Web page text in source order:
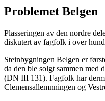
Problemet Belgen
Plasseringen av den nordre
diskutert av fagfolk i over
Steinbygningen Belgen er
da den ble solgt sammen med
(DN III 131). Fagfolk har
Clemensallemnningen og